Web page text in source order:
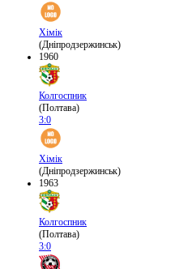
Хімік
(Дніпродзержинськ)
1960
Колгоспник
(Полтава)
3:0
Хімік
(Дніпродзержинськ)
1963
Колгоспник
(Полтава)
3:0